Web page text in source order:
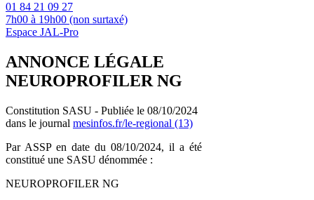
01 84 21 09 27
7h00 à 19h00 (non surtaxé)
Espace JAL-Pro
ANNONCE LÉGALE
NEUROPROFILER NG
Constitution SASU - Publiée le 08/10/2024
dans le journal mesinfos.fr/le-regional (13)
Par ASSP en date du 08/10/2024, il a été
constitué une SASU dénommée :
NEUROPROFILER NG